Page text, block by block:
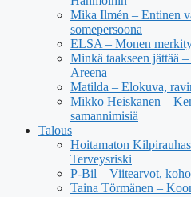
Mika Ilmén – Entinen
somepersoona
ELSA – Monen
Minkä taakseen jättää
Areena
Matilda – Elokuva,
Mikko Heiskanen –
samannimisiä
Talous
Hoitamaton
Terveysriski
P-Bil – Viitearvot,
Taina Törmänen –